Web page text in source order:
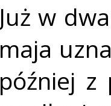
Już w
maja
później z